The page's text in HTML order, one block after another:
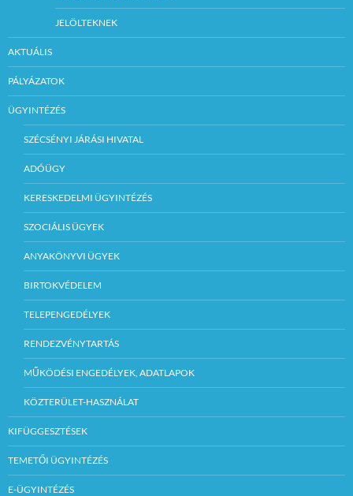
JELÖLTEKNEK
AKTUÁLIS
PÁLYÁZATOK
ÜGYINTÉZÉS
SZÉCSÉNYI JÁRÁSI HIVATAL
ADÓÜGY
KERESKEDELMI ÜGYINTÉZÉS
SZOCIÁLIS ÜGYEK
ANYAKÖNYVI ÜGYEK
BIRTOKVÉDELEM
TELEPENGEDÉLYEK
RENDEZVÉNYTARTÁS
MŰKÖDÉSI ENGEDÉLYEK, ADATLAPOK
KÖZTERÜLET-HASZNÁLAT
KIFÜGGESZTÉSEK
TEMETŐI ÜGYINTÉZÉS
E-ÜGYINTÉZÉS